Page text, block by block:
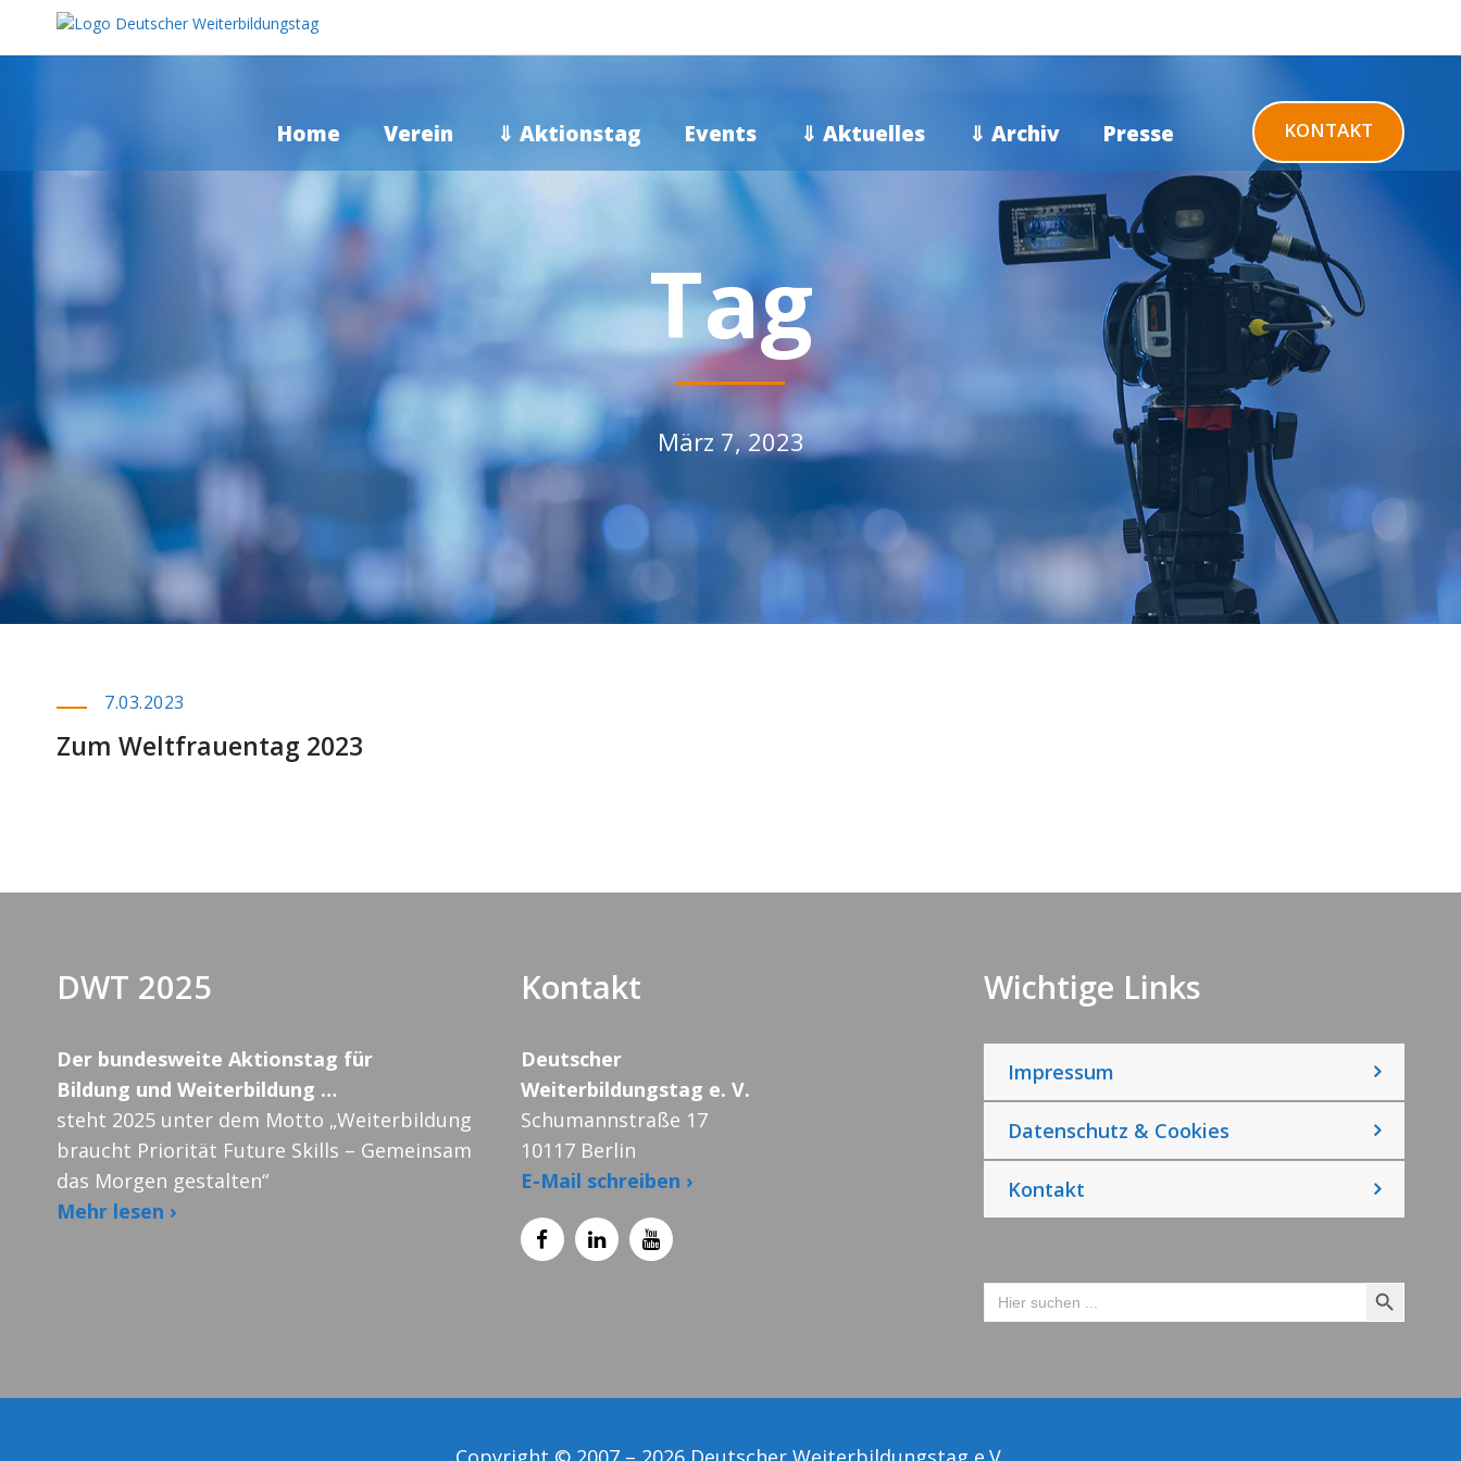
Home Verein ⇓ Aktionstag Events ⇓ Aktuelles ⇓ Archiv Presse KONTAKT
Tag
März 7, 2023
7.03.2023
Zum Weltfrauentag 2023
DWT 2025
Der bundesweite Aktionstag für
Bildung und Weiterbildung …
steht 2025 unter dem Motto „Weiterbildung
braucht Priorität Future Skills – Gemeinsam
das Morgen gestalten“
Mehr lesen ›
Kontakt
Deutscher
Weiterbildungstag e. V.
Schumannstraße 17
10117 Berlin
E-Mail schreiben ›
Wichtige Links
Impressum
Datenschutz & Cookies
Kontakt
Search
for:
Search Button